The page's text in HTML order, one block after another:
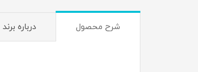
شرح محصول درباره برند